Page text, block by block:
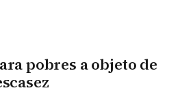
pobres a objeto de